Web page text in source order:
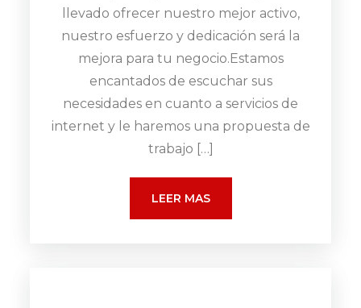
llevado ofrecer nuestro mejor activo,
nuestro esfuerzo y dedicación será la
mejora para tu negocio.Estamos
encantados de escuchar sus
necesidades en cuanto a servicios de
internet y le haremos una propuesta de
trabajo […]
LEER MAS